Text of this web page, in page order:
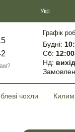
Укр
Графік
Будні:
Сб:
Нд:
чохли